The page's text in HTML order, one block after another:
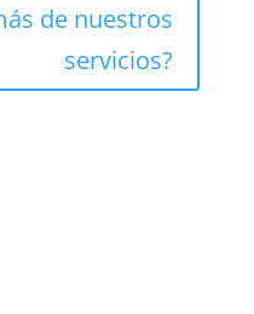
de nuestros
servicios?